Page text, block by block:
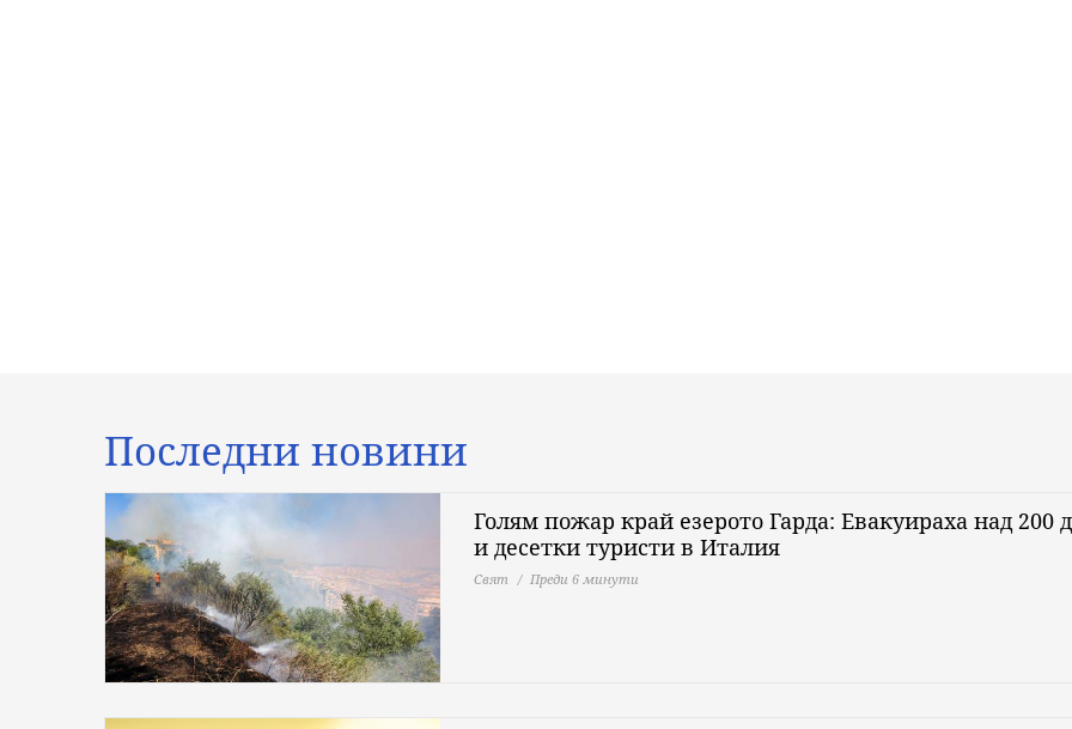
Последни новини
Голям пожар край езерото Гарда: Евакуираха над 200
и десетки туристи в Италия
Свят Преди 6 минути